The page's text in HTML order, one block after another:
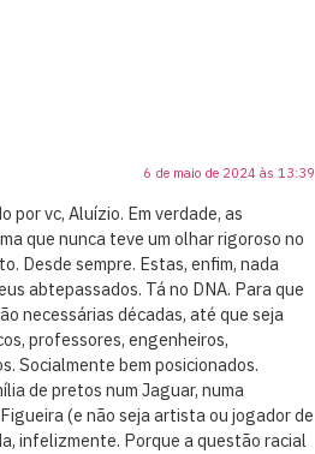
6 de maio de 2024 às 13:39
por vc, Aluízio. Em verdade, as
que nunca teve um olhar rigoroso no
Desde sempre. Estas, enfim, nada
abtepassados. Tá no DNA. Para que
necessárias décadas, até que seja
professores, engenheiros,
Socialmente bem posicionados.
de pretos num Jaguar, numa
(e não seja artista ou jogador de
infelizmente. Porque a questão racial